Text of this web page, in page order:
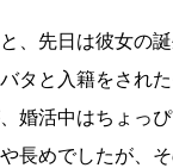
、先日は彼女の
タと入籍をされ
婚活中はちょっ
長めでしたが、